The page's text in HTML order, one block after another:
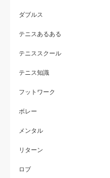
ダブルス
テニスあるある
テニススクール
テニス知識
フットワーク
ボレー
メンタル
リターン
ロブ